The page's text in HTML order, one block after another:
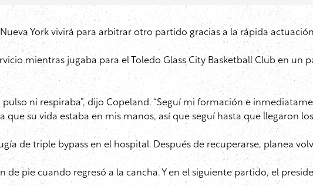
York vivirá para arbitrar otro partido gracias a la rápida
mientras jugaba para el Toledo Glass City Basketball Club en un
pulso ni respiraba”, dijo Copeland. “Seguí mi formación e
que su vida estaba en mis manos, así que seguí hasta que llegaron
de triple bypass en el hospital. Después de recuperarse, planea
de pie cuando regresó a la cancha. Y en el siguiente partido, el